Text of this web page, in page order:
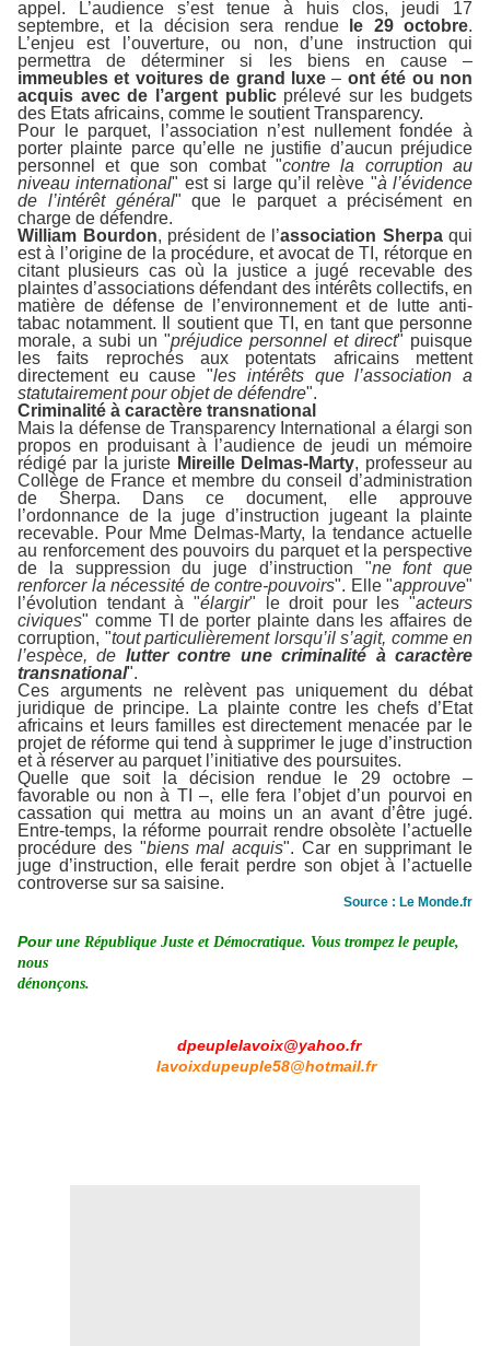
appel. L’audience s’est tenue à huis clos, jeudi 17
septembre, et la décision sera rendue
le 29 octobre.
L’enjeu est l’ouverture, ou non, d’une instruction qui
permettra de déterminer si les biens en cause –
immeubles et voitures de grand luxe – ont été ou non
acquis avec de l’argent public prélevé sur les budgets
des Etats africains, comme le soutient Transparency.
Pour le parquet, l’association n’est nullement fondée à
porter plainte parce qu’elle ne justifie d’aucun préjudice
personnel et que son combat "contre la corruption au
niveau international" est si large qu’il relève "à l’évidence
de l’intérêt général" que le parquet a précisément en
charge de défendre.
William Bourdon, président de l’association Sherpa qui
est à l’origine de la procédure, et avocat de TI, rétorque en
citant plusieurs cas où la justice a jugé recevable des
plaintes d’associations défendant des intérêts collectifs, en
matière de défense de l’environnement et de lutte anti-
tabac notamment. Il soutient que TI, en tant que personne
morale, a subi un "préjudice personnel et direct" puisque
les faits reprochés aux potentats africains mettent
directement eu cause "les intérêts que l’association a
statutairement pour objet de défendre".
Criminalité à caractère transnational
Mais la défense de Transparency International a élargi son
propos en produisant à l’audience de jeudi un mémoire
rédigé par la juriste Mireille Delmas-Marty, professeur au
Collège de France et membre du conseil d’administration
de Sherpa. Dans ce document, elle approuve
l’ordonnance de la juge d’instruction jugeant la plainte
recevable. Pour Mme Delmas-Marty, la tendance actuelle
au renforcement des pouvoirs du parquet et la perspective
de la suppression du juge d’instruction "ne font que
renforcer la nécessité de contre-pouvoirs". Elle "approuve"
l’évolution tendant à "élargir" le droit pour les "acteurs
civiques" comme TI de porter plainte dans les affaires de
corruption, "tout particulièrement lorsqu’il s’agit, comme en
l’espèce, de lutter contre une criminalité à caractère
transnational".
Ces arguments ne relèvent pas uniquement du débat
juridique de principe. La plainte contre les chefs d’Etat
africains et leurs familles est directement menacée par le
projet de réforme qui tend à supprimer le juge d’instruction
et à réserver au parquet l’initiative des poursuites.
Quelle que soit la décision rendue le 29 octobre –
favorable ou non à TI –, elle fera l’objet d’un pourvoi en
cassation qui mettra au moins un an avant d’être jugé.
Entre-temps, la réforme pourrait rendre obsolète l’actuelle
procédure des "biens mal acquis". Car en supprimant le
juge d’instruction, elle ferait perdre son objet à l’actuelle
controverse sur sa saisine.
Source : Le Monde.fr
Pour une République Juste et Démocratique. Vous trompez le peuple,
nous
dénonçons.
dpeuplelavoix@yahoo.fr
lavoixdupeuple58@hotmail.fr